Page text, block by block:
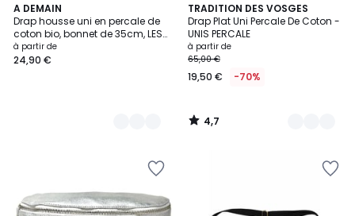
A DEMAIN
Drap housse uni en percale de
coton bio, bonnet de 35cm, LES
ESSENTIELS
à partir de
24,90 €
10
Couleurs
TRADITION DES VOSGES
Drap Plat Uni Percale De Coton -
UNIS PERCALE
à partir de
65,00 €
19,50 € -70%
4,7
/ 5
17
Couleurs
4,7
/